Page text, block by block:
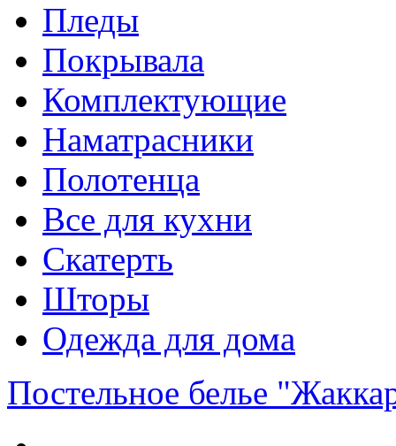
Пледы
Покрывала
Комплектующие
Наматрасники
Полотенца
Все для кухни
Скатерть
Шторы
Одежда для дома
Постельное белье